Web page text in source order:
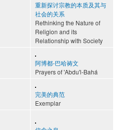
重新探讨宗教的本质及其与
社会的关系
Rethinking the Nature of
Religion and its
Relationship with Society
阿博都-巴哈祷文
Prayers of 'Abdu'l-Bahá
完美的典范
Exemplar